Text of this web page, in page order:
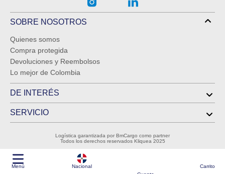
Menú
Nacional
Carrito
SOBRE NOSOTROS
Quienes somos
Compra protegida
Devoluciones y Reembolsos
Lo mejor de Colombia
DE INTERÉS
SERVICIO
Logística garantizada por BmCargo como partner
Todos los derechos reservados Kliquea 2025